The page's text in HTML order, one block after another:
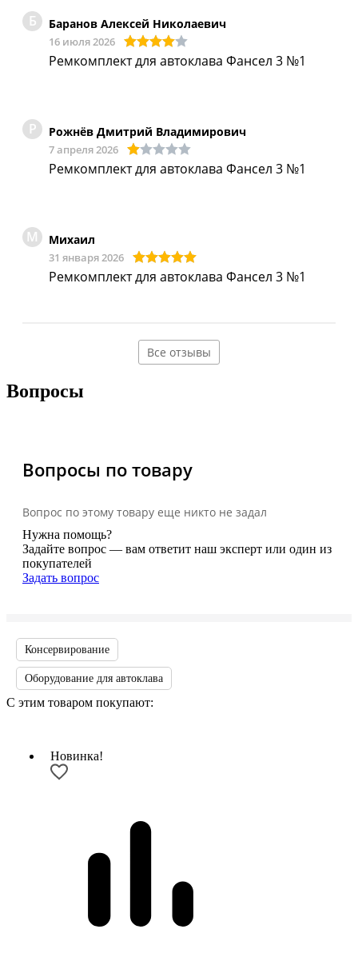
Б Баранов Алексей Николаевич
16 июля 2026
Ремкомплект для автоклава Фансел 3 №1
Р Рожнёв Дмитрий Владимирович
7 апреля 2026
Ремкомплект для автоклава Фансел 3 №1
М Михаил
31 января 2026
Ремкомплект для автоклава Фансел 3 №1
Все отзывы
Вопросы
Вопросы по товару
Вопрос по этому товару еще никто не задал
Нужна помощь?
Задайте вопрос — вам ответит наш эксперт или один из
покупателей
Задать вопрос
Консервирование
Оборудование для автоклава
С этим товаром покупают:
Новинка!